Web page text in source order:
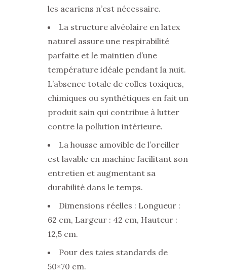
les acariens n’est nécessaire.
La structure alvéolaire en latex
naturel assure une respirabilité
parfaite et le maintien d’une
température idéale pendant la nuit.
L’absence totale de colles toxiques,
chimiques ou synthétiques en fait un
produit sain qui contribue à lutter
contre la pollution intérieure.
La housse amovible de l’oreiller
est lavable en machine facilitant son
entretien et augmentant sa
durabilité dans le temps.
Dimensions réelles : Longueur :
62 cm, Largeur : 42 cm, Hauteur :
12,5 cm.
Pour des taies standards de
50×70 cm.